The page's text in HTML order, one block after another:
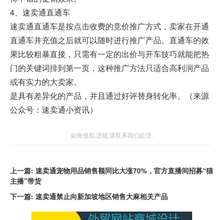
4、速卖通直通车
速卖通直通车是按点击收费的竞价推广方式，卖家在开通
直通车并充值之后就可以随时进行推广产品。直通车的效
果比较粗暴直接，只需有一定的出价与开车技巧就能把热
门的关键词排到第一页，这种推广方法只适合高利润产品
或有实力的大卖家。
是具有差异化的产品，并且通过好评替身转化率。（来源
公众号：速卖通小资讯）
如有侵权,违规,请联系我们处理.
上一篇: 速卖通宠物用品销售额同比大涨70%，官方直播间招募“猫
主播”带货
下一篇: 速卖通禁止向新加坡地区销售大麻相关产品